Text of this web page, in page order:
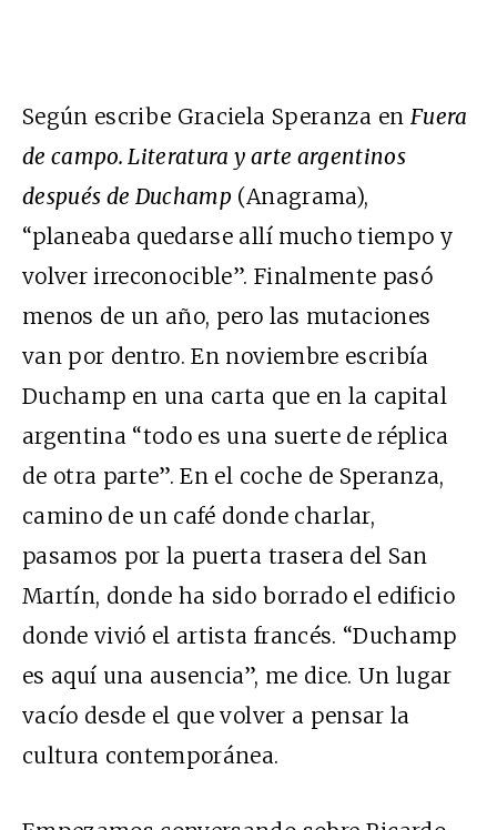
Según escribe Graciela Speranza en Fuera
de campo. Literatura y arte argentinos
después de Duchamp (Anagrama),
“planeaba quedarse allí mucho tiempo y
volver irreconocible”. Finalmente pasó
menos de un año, pero las mutaciones
van por dentro. En noviembre escribía
Duchamp en una carta que en la capital
argentina “todo es una suerte de réplica
de otra parte”. En el coche de Speranza,
camino de un café donde charlar,
pasamos por la puerta trasera del San
Martín, donde ha sido borrado el edificio
donde vivió el artista francés. “Duchamp
es aquí una ausencia”, me dice. Un lugar
vacío desde el que volver a pensar la
cultura contemporánea.